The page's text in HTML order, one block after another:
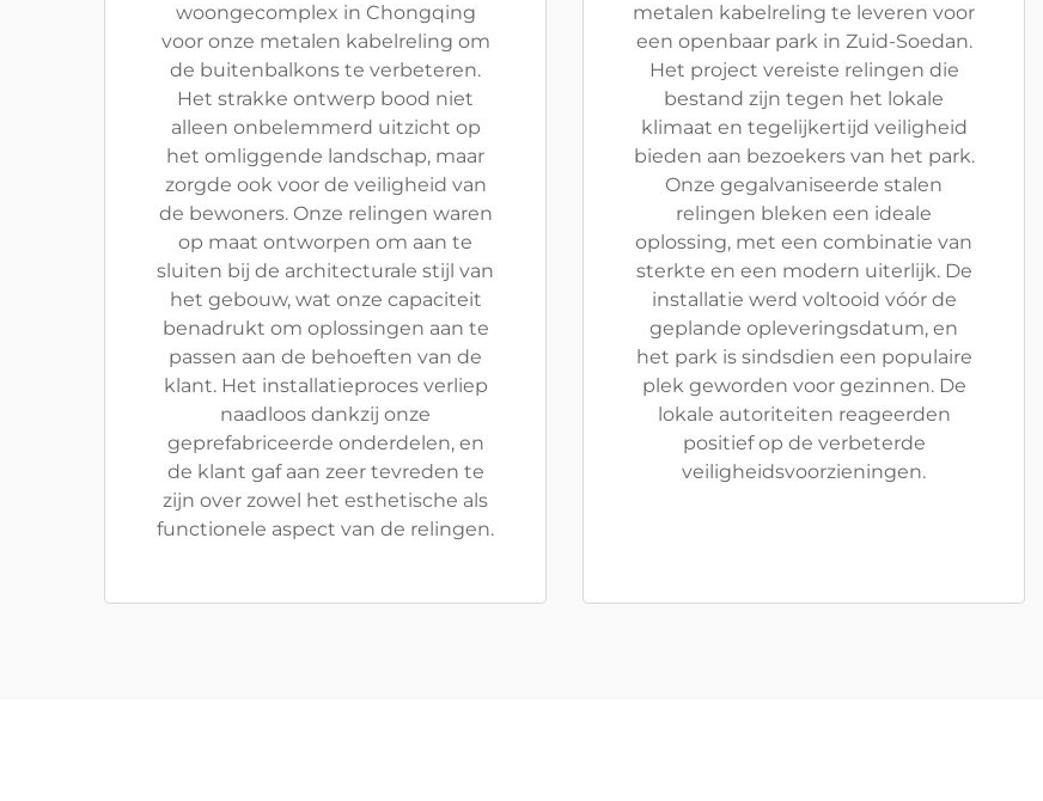
woongecomplex in Chongqing
voor onze metalen kabelreling om
de buitenbalkons te verbeteren.
Het strakke ontwerp bood niet
alleen onbelemmerd uitzicht op
het omliggende landschap, maar
zorgde ook voor de veiligheid van
de bewoners. Onze relingen waren
op maat ontworpen om aan te
sluiten bij de architecturale stijl van
het gebouw, wat onze capaciteit
benadrukt om oplossingen aan te
passen aan de behoeften van de
klant. Het installatieproces verliep
naadloos dankzij onze
geprefabriceerde onderdelen, en
de klant gaf aan zeer tevreden te
zijn over zowel het esthetische als
functionele aspect van de relingen.
metalen kabelreling te leveren voor
een openbaar park in Zuid-Soedan.
Het project vereiste relingen die
bestand zijn tegen het lokale
klimaat en tegelijkertijd veiligheid
bieden aan bezoekers van het park.
Onze gegalvaniseerde stalen
relingen bleken een ideale
oplossing, met een combinatie van
sterkte en een modern uiterlijk. De
installatie werd voltooid vóór de
geplande opleveringsdatum, en
het park is sindsdien een populaire
plek geworden voor gezinnen. De
lokale autoriteiten reageerden
positief op de verbeterde
veiligheidsvoorzieningen.